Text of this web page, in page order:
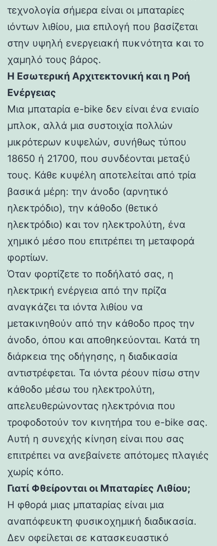
τεχνολογία σήμερα είναι οι μπαταρίες
ιόντων λιθίου, μια επιλογή που βασίζεται
στην υψηλή ενεργειακή πυκνότητα και το
χαμηλό τους βάρος.
Η Εσωτερική Αρχιτεκτονική και η Ροή
Ενέργειας
Μια μπαταρία e-bike δεν είναι ένα ενιαίο
μπλοκ, αλλά μια συστοιχία πολλών
μικρότερων κυψελών, συνήθως τύπου
18650 ή 21700, που συνδέονται μεταξύ
τους. Κάθε κυψέλη αποτελείται από τρία
βασικά μέρη: την άνοδο (αρνητικό
ηλεκτρόδιο), την κάθοδο (θετικό
ηλεκτρόδιο) και τον ηλεκτρολύτη, ένα
χημικό μέσο που επιτρέπει τη μεταφορά
φορτίων.
Όταν φορτίζετε το ποδήλατό σας, η
ηλεκτρική ενέργεια από την πρίζα
αναγκάζει τα ιόντα λιθίου να
μετακινηθούν από την κάθοδο προς την
άνοδο, όπου και αποθηκεύονται. Κατά τη
διάρκεια της οδήγησης, η διαδικασία
αντιστρέφεται. Τα ιόντα ρέουν πίσω στην
κάθοδο μέσω του ηλεκτρολύτη,
απελευθερώνοντας ηλεκτρόνια που
τροφοδοτούν τον κινητήρα του e-bike σας.
Αυτή η συνεχής κίνηση είναι που σας
επιτρέπει να ανεβαίνετε απότομες πλαγιές
χωρίς κόπο.
Γιατί Φθείρονται οι Μπαταρίες Λιθίου;
Η φθορά μιας μπαταρίας είναι μια
αναπόφευκτη φυσικοχημική διαδικασία.
Δεν οφείλεται σε κατασκευαστικό